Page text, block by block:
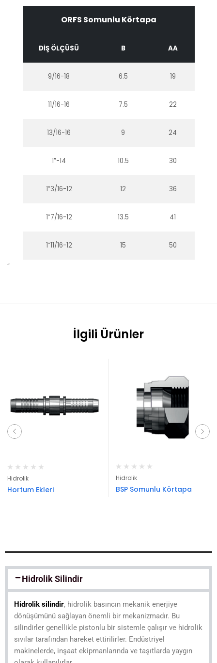
ORFS Somunlu Körtapa
DİŞ ÖLÇÜSÜ B AA
9/16-18 6.5 19
11/16-16 7.5 22
13/16-16 9 24
1″-14 10.5 30
1″3/16-12 12 36
1″7/16-12 13.5 41
1″11/16-12 15 50
“
İlgili Ürünler
Hidrolik
Hortum Ekleri
Hidrolik
BSP Somunlu Körtapa
Hidrolik Silindir
Hidrolik silindir, hidrolik basıncın mekanik enerjiye
dönüşümünü sağlayan önemli bir mekanizmadır. Bu
silindirler genellikle pistonlu bir sistemle çalışır ve hidrolik
sıvılar tarafından hareket ettirilirler. Endüstriyel
makinelerde, inşaat ekipmanlarında ve taşıtlarda yaygın